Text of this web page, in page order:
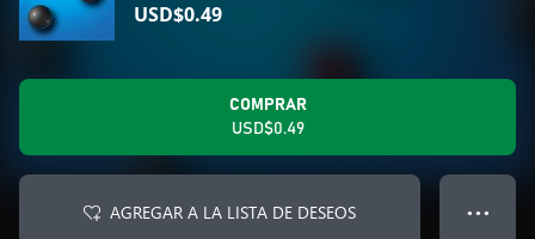
USD$0.49
COMPRAR
USD$0.49
AGREGAR A LA LISTA DE DESEOS ● ● ●